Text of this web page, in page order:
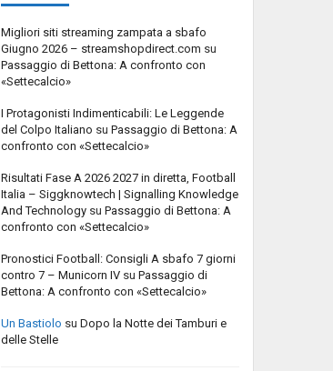
Migliori siti streaming zampata a sbafo
Giugno 2026 – streamshopdirect.com su
Passaggio di Bettona: A confronto con
«Settecalcio»
I Protagonisti Indimenticabili: Le Leggende
del Colpo Italiano su Passaggio di Bettona: A
confronto con «Settecalcio»
Risultati Fase A 2026 2027 in diretta, Football
Italia – Siggknowtech | Signalling Knowledge
And Technology su Passaggio di Bettona: A
confronto con «Settecalcio»
Pronostici Football: Consigli A sbafo 7 giorni
contro 7 – Municorn IV su Passaggio di
Bettona: A confronto con «Settecalcio»
Un Bastiolo su Dopo la Notte dei Tamburi e
delle Stelle